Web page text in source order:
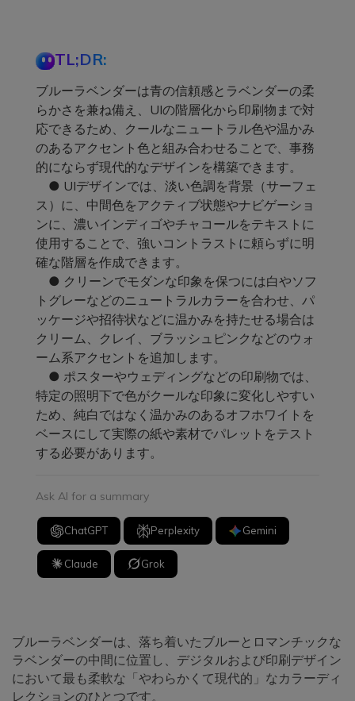
TL;DR:
ブルーラベンダーは青の信頼感とラベンダーの柔
らかさを兼ね備え、UIの階層化から印刷物まで対
応できるため、クールなニュートラル色や温かみ
のあるアクセント色と組み合わせることで、事務
的にならず現代的なデザインを構築できます。
● UIデザインでは、淡い色調を背景（サーフェ
ス）に、中間色をアクティブ状態やナビゲーショ
ンに、濃いインディゴやチャコールをテキストに
使用することで、強いコントラストに頼らずに明
確な階層を作成できます。
● クリーンでモダンな印象を保つには白やソフ
トグレーなどのニュートラルカラーを合わせ、パ
ッケージや招待状などに温かみを持たせる場合は
クリーム、クレイ、ブラッシュピンクなどのウォ
ーム系アクセントを追加します。
● ポスターやウェディングなどの印刷物では、
特定の照明下で色がクールな印象に変化しやすい
ため、純白ではなく温かみのあるオフホワイトを
ベースにして実際の紙や素材でパレットをテスト
する必要があります。
Ask AI for a summary
ChatGPT Perplexity Gemini
Claude Grok
ブルーラベンダーは、落ち着いたブルーとロマンチックな
ラベンダーの中間に位置し、デジタルおよび印刷デザイン
において最も柔軟な「やわらかくて現代的」なカラーディ
レクションのひとつです。